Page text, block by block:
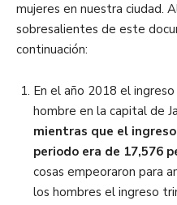
mujeres en nuestra ciudad.
sobresalientes de este
continuación:
En el año 2018 el
hombre en la capital de
mientras que el
periodo era de 17,576
cosas empeoraron para
los hombres el ingreso